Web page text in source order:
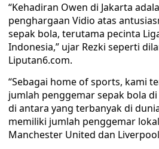
“Kehadiran Owen di Jakarta
penghargaan Vidio atas
sepak bola, terutama pecinta
Indonesia,” ujar Rezki seperti
Liputan6.com.
“Sebagai home of sports, kami
jumlah penggemar sepak bola
di antara yang terbanyak di
memiliki jumlah penggemar
Manchester United dan